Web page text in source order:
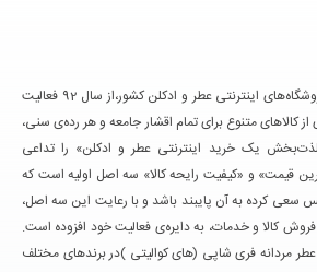
تکین مد یکی از بزرگ‌ترین فروشگاه‌های اینترنتی عطر و ادکلن کشور،از سال 92 فعالیت
از کالاهای متنوع برای تمام اقشار جامعه و هر رده‌ی سنی،
لذت‌بخش یک خرید اینترنتی عطر و ادکلن» را تداعی
قیمت» و «کیفیت رایحه کالا» سه اصل اولیه است که
سعی کرده به آن پایبند باشد و با رعایت این سه اصل،
فروش کالا و خدمات، به دایره‌ی فعالیت خود افزوده است.
عطر مردانه فری شاپی (های کوالیتی )در برندهای مختلف